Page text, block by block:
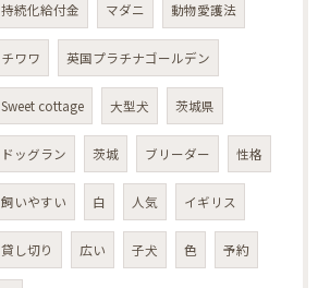
持続化給付金 マダニ 動物愛護法
チワワ 英国プラチナゴールデン
Sweet cottage 大型犬 茨城県
ドッグラン 茨城 ブリーダー 性格
飼いやすい 白 人気 イギリス
貸し切り 広い 子犬 色 予約